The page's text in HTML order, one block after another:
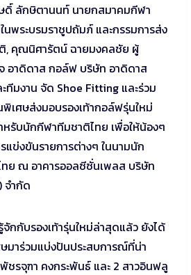
ลักษิตานนท์ นายกสมาคมกีฬา
นพระบรมราชูปถัมภ์ และกรรมการส่ง
, คุณนิศารัตน์ ฉายมงคลชัย ผู้
อาดิดาส กอล์ฟ บริษัท อาดิดาส
ทีมงาน จัด Shoe Fitting และร่วม
เศษส่งมอบรองเท้ากอล์ฟรุ่นใหม่
รับนักกีฬาทีมชาติไทย เพื่อให้น้องๆ
แข่งขันรายการต่างๆ ในนามนัก
ย ณ อาคารออลซีซั่นเพลส บริษัท
จำกัด
จักกับรองเท้ารุ่นใหม่ล่าสุดแล้ว ยังได้
าร่วมแบ่งปันประสบการณ์ที่น่า
ชรจุฑา คงกระพันธ์ และ 2 สาวอินฟลู